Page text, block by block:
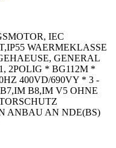
IEC
WAERMEKLASSE
GENERAL
2POLIG * BG112M *
400VD/690VY * 3 -
B8,IM V5 OHNE
ANBAU AN NDE(BS)